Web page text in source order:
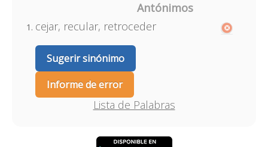
Antónimos
cejar, recular, retroceder
Sugerir sinónimo
Informe de error
Lista de Palabras